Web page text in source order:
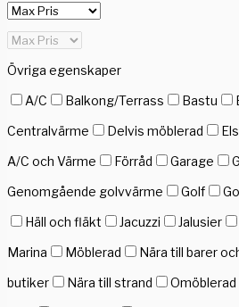
Övriga egenskaper
A/C
Balkong/Terrass Bastu
Centralvärme
Delvis möblerad
A/C och Värme
Förråd Garage
Genomgående golvvärme
Golf
Häll och fläkt
Jacuzzi Jalusier
Marina
Möblerad Nära till barer
butiker
Nära till strand Omöblerad